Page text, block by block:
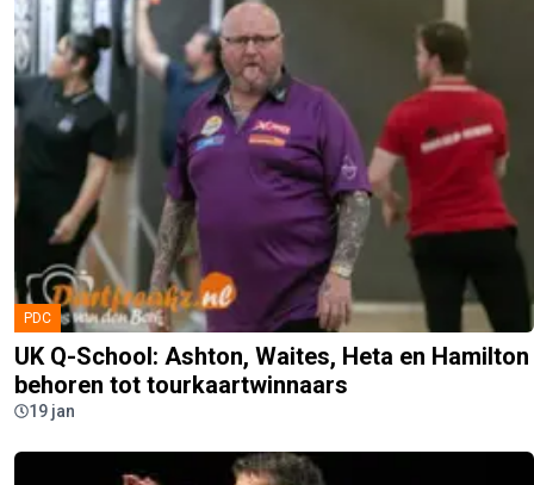
PDC
UK Q-School: Ashton, Waites, Heta en Hamilton
behoren tot tourkaartwinnaars
19 jan